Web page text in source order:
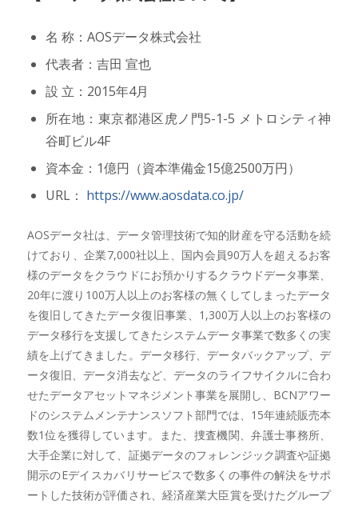
名 称：AOSデータ株式会社
代表者：吉田 宣也
設 立：2015年4月
所在地：東京都港区虎ノ門5-1-5 メトロシティ神
谷町ビル4F
資本金：1億円（資本準備金15億2500万円）
URL： https://www.aosdata.co.jp/
AOSデータ社は、データ管理技術で知的財産を守る活動を続
けており、企業7,000社以上、国内会員90万人を超えるお客
様のデータをクラウドにお預かりするクラウドデータ事業、
20年に渡り100万人以上のお客様の無くしてしまったデータ
を復旧してきたデータ復旧事業、1,300万人以上のお客様の
データ移行を支援してきたシステムデータ事業で数多くの実
績を上げてきました。データ移行、データバックアップ、デ
ータ復旧、データ消去など、データのライフサイクルに合わ
せたデータアセットマネジメント事業を展開し、BCNアワー
ドのシステムメンテナンスソフト部門では、15年連続販売本
数1位を獲得しています。また、捜査機関、弁護士事務所、
大手企業に対して、証拠データのフォレンジック調査や証拠
開示のEデイスカバリサービスで数多くの事件の解決をサポ
ートした技術が評価され、経済産業大臣賞を受けたグループ